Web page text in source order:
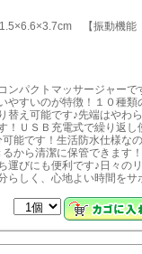
【振動機
ンパクトマッサージャーで
やすいのが特徴！１０種類
替え可能です♪先端はやわ
！ＵＳＢ充電式で繰り返し
能です！生活防水仕様なの
から清潔に保管できます
運びにも便利です♪日々の
らしく、心地よい時間をサ